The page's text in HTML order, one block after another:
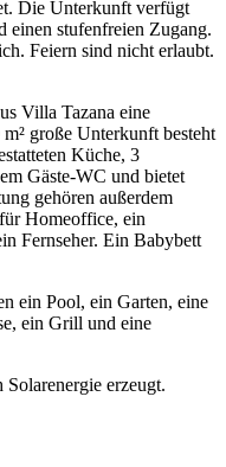
Die Unterkunft verfügt
einen stufenfreien Zugang.
Feiern sind nicht erlaubt.
Villa Tazana eine
große Unterkunft besteht
Küche, 3
Gäste-WC und bietet
gehören außerdem
Homeoffice, ein
Fernseher. Ein Babybett
ein Pool, ein Garten, eine
ein Grill und eine
erzeugt.